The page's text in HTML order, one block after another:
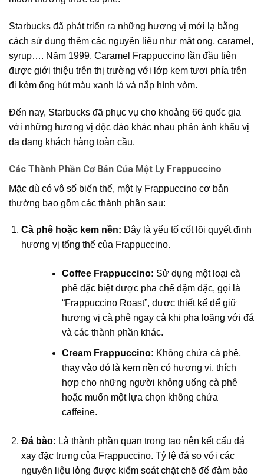
Starbucks đã phát triển ra những hương vị mới lạ bằng
cách sử dụng thêm các nguyên liệu như mật ong, caramel,
syrup…. Năm 1999, Caramel Frappuccino lần đầu tiên
được giới thiệu trên thị trường với lớp kem tươi phía trên
đi kèm ống hút màu xanh lá và nắp hình vòm.
Đến nay, Starbucks đã phục vụ cho khoảng 66 quốc gia
với những hương vị độc đáo khác nhau phản ánh khẩu vị
đa dạng khách hàng toàn cầu.
Các Thành Phần Cơ Bản Của Một Ly Frappuccino
Mặc dù có vô số biến thể, một ly Frappuccino cơ bản
thường bao gồm các thành phần sau:
Cà phê hoặc kem nền: Đây là yếu tố cốt lõi quyết định
hương vị tổng thể của Frappuccino.
Coffee Frappuccino: Sử dụng một loại cà
phê đặc biệt được pha chế đậm đặc, gọi là
“Frappuccino Roast”, được thiết kế để giữ
hương vị cà phê ngay cả khi pha loãng với đá
và các thành phần khác.
Cream Frappuccino: Không chứa cà phê,
thay vào đó là kem nền có hương vị, thích
hợp cho những người không uống cà phê
hoặc muốn một lựa chọn không chứa
caffeine.
Đá bào: Là thành phần quan trọng tạo nên kết cấu đá
xay đặc trưng của Frappuccino. Tỷ lệ đá so với các
nguyên liệu lỏng được kiểm soát chặt chẽ để đảm bảo